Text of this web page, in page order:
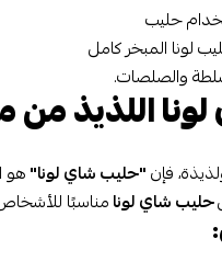
حليب
لونا المبخر كامل
والصلصات.
اللذيذ من
فإن"حليب شاي لونا"هو
حليب شاي لونامناسبًا